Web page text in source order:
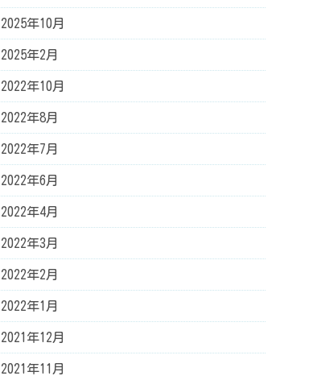
2025年10月
2025年2月
2022年10月
2022年8月
2022年7月
2022年6月
2022年4月
2022年3月
2022年2月
2022年1月
2021年12月
2021年11月